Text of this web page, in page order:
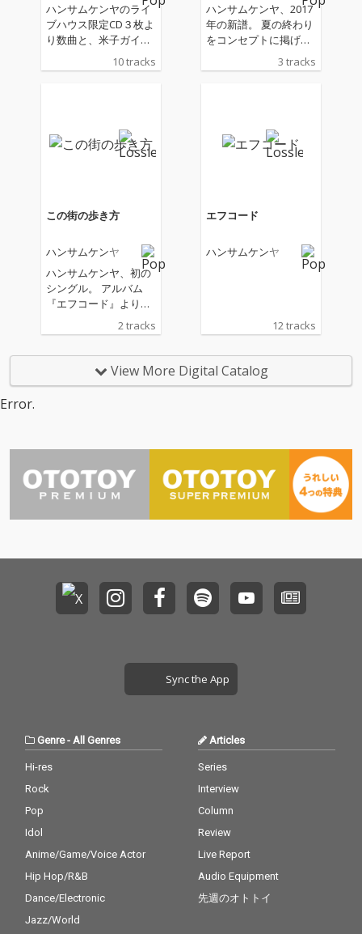
ハンサムケンヤのライ
ブハウス限定CD３枚よ
り数曲と、米子ガイナ
ックス制作アニメ「ガ
イナタマガー」主題歌
ング「ニドミ」を収録
した楽曲群。
10 tracks
ハンサムケンヤ、2017
年の新譜。 夏の終わり
をコンセプトに掲げ
た、 ３曲入りミニアル
バム、『大問題』
3 tracks
この街の歩き方
ハンサムケンヤ
ハンサムケンヤ、初の
シングル。 アルバム
『エフコード』より
「この街の歩き方」の
シングル・カットと、
「マジックアワー」を
2 tracks
エフコード
ハンサムケンヤ
12 tracks
View More Digital Catalog
Error.
Sync the App
Genre- All Genres
Hi-res
Rock
Pop
Idol
Anime/Game/Voice Actor
Hip Hop/R&B
Dance/Electronic
Jazz/World
Articles
Series
Interview
Column
Review
Live Report
Audio Equipment
先週のオトトイ